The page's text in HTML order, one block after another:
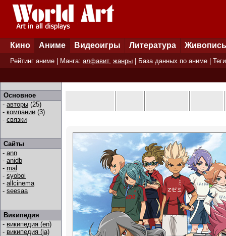
Кино Аниме Видеоигры Литература Живопись
Рейтинг аниме | Манга: алфавит, жанры База данных по аниме Теги
Основное
- авторы (25)
- компании (3)
- связки
Сайты
- ann
- anidb
- mal
- syoboi
- allcinema
- seesaa
Википедия
- википедия (en)
- википедия (ja)